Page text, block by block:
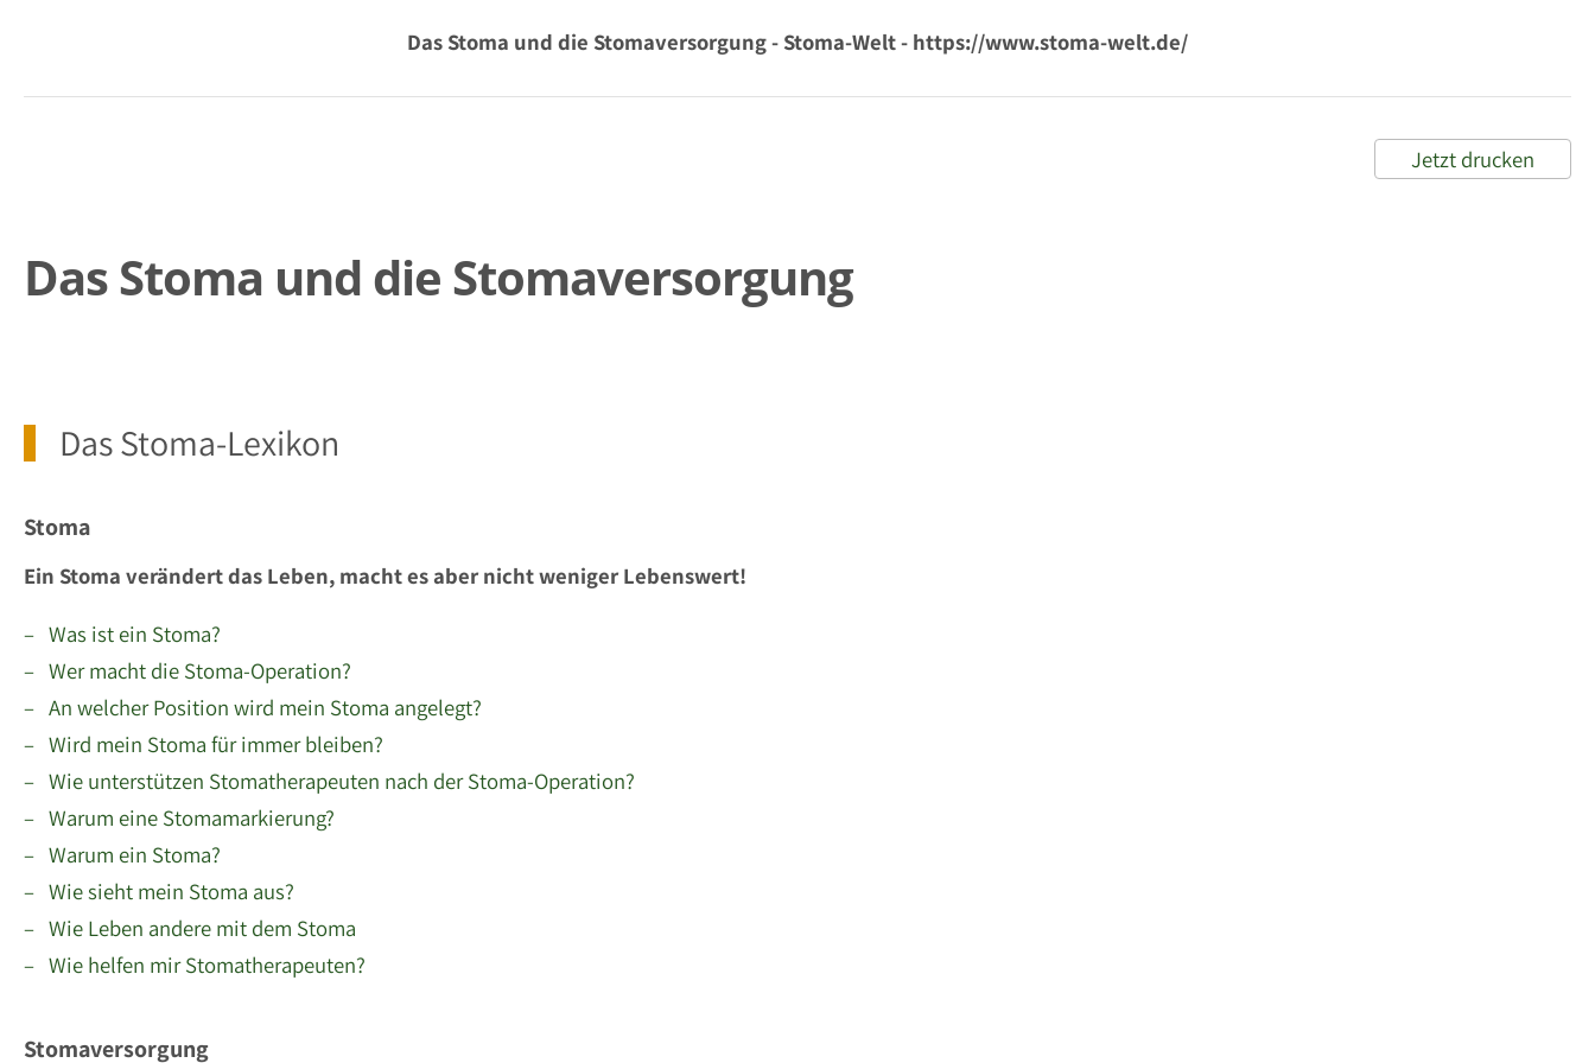
Das Stoma und die Stomaversorgung - Stoma-Welt - https://www.stoma-welt.de/
Jetzt drucken
Das Stoma und die Stomaversorgung
Das Stoma-Lexikon
Stoma
Ein Stoma verändert das Leben, macht es aber nicht weniger Lebenswert!
– Was ist ein Stoma?
– Wer macht die Stoma-Operation?
– An welcher Position wird mein Stoma angelegt?
– Wird mein Stoma für immer bleiben?
– Wie unterstützen Stomatherapeuten nach der Stoma-Operation?
– Warum eine Stomamarkierung?
– Warum ein Stoma?
– Wie sieht mein Stoma aus?
– Wie Leben andere mit dem Stoma
– Wie helfen mir Stomatherapeuten?
Stomaversorgung